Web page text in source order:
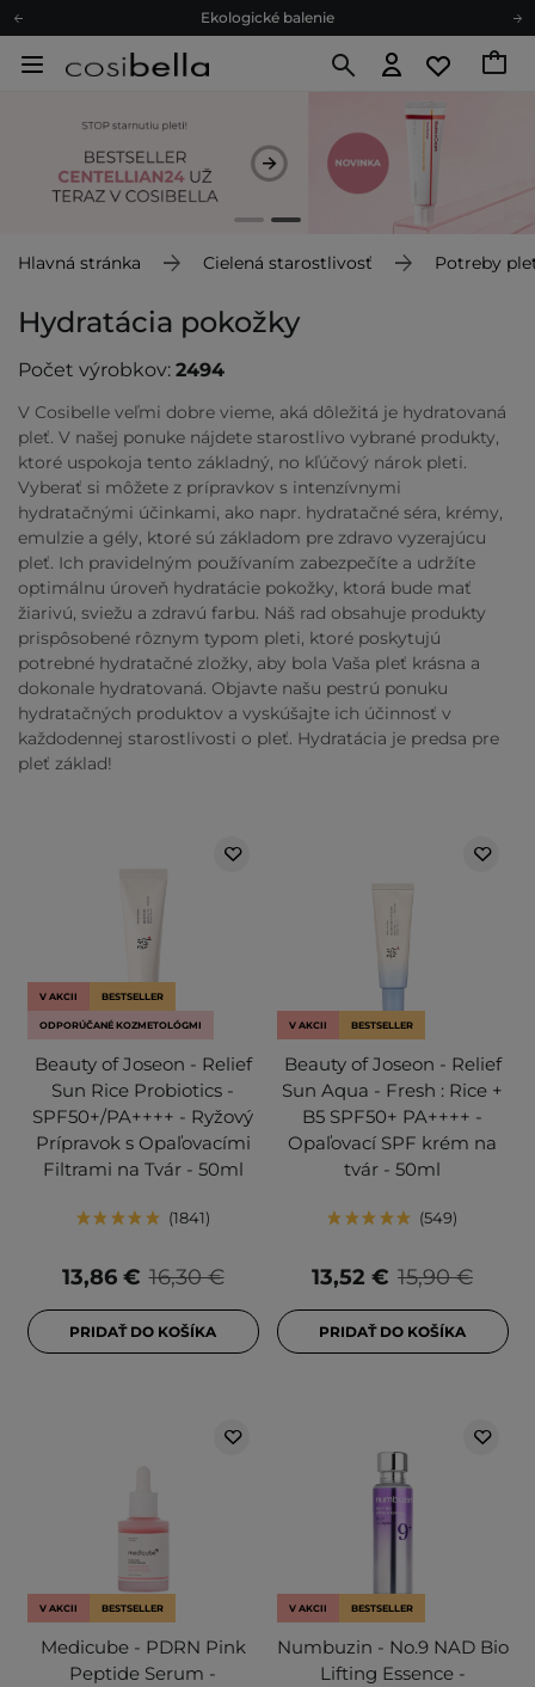
Ekologické balenie
Odmeňovací program
Ekologické balenie
Hlavná stránka Cielená starostlivosť Potreby
Hydratácia pokožky
Počet výrobkov: 2494
V Cosibelle veľmi dobre vieme, aká dôležitá je hydratovaná
pleť. V našej ponuke nájdete starostlivo vybrané produkty,
ktoré uspokoja tento základný, no kľúčový nárok pleti.
Vyberať si môžete z prípravkov s intenzívnymi
hydratačnými účinkami, ako napr. hydratačné séra, krémy,
emulzie a gély, ktoré sú základom pre zdravo vyzerajúcu
pleť. Ich pravidelným používaním zabezpečíte a udržíte
optimálnu úroveň hydratácie pokožky, ktorá bude mať
žiarivú, sviežu a zdravú farbu. Náš rad obsahuje produkty
prispôsobené rôznym typom pleti, ktoré poskytujú
potrebné hydratačné zložky, aby bola Vaša pleť krásna a
dokonale hydratovaná. Objavte našu pestrú ponuku
hydratačných produktov a vyskúšajte ich účinnosť v
každodennej starostlivosti o pleť. Hydratácia je predsa pre
pleť základ!
V AKCII BESTSELLER
ODPORÚČANÉ KOZMETOLÓGMI
Beauty of Joseon - Relief
Sun Rice Probiotics -
SPF50+/PA++++ - Ryžový
Prípravok s Opaľovacími
Filtrami na Tvár - 50ml
1841
16,30 €
13,86 €
PRIDAŤ DO KOŠÍKA
V AKCII BESTSELLER
Beauty of Joseon - Relief
Sun Aqua - Fresh : Rice +
B5 SPF50+ PA++++ -
Opaľovací SPF krém na
tvár - 50ml
549
15,90 €
13,52 €
PRIDAŤ DO KOŠÍKA
V AKCII BESTSELLER
Medicube - PDRN Pink
Peptide Serum -
V AKCII BESTSELLER
Numbuzin - No.9 NAD Bio
Lifting Essence -